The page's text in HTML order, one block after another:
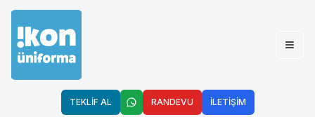
TEKLİF AL RANDEVU İLETİŞİM